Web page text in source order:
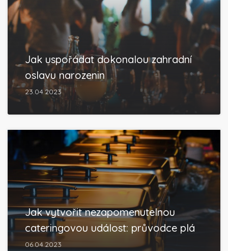
Jak uspořádat dokonalou zahradní
oslavu narozenin
23.04.2023
Jak vytvořit nezapomenutelnou
cateringovou událost: průvodce plá
06.04.2023